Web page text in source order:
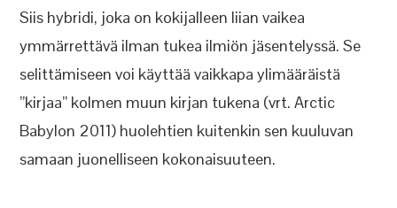
Siis hybridi, joka on kokijalleen liian vaikea
ymmärrettävä ilman tukea ilmiön jäsentelyssä. Se
selittämiseen voi käyttää vaikkapa ylimääräistä
”kirjaa” kolmen muun kirjan tukena (vrt. Arctic
Babylon 2011) huolehtien kuitenkin sen kuuluvan
samaan juonelliseen kokonaisuuteen.